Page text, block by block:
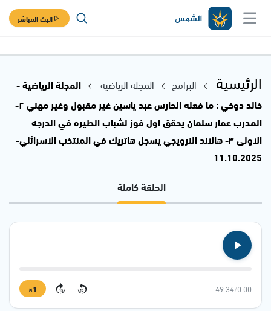
البث المباشر
الرئيسية البرامج المجلة الرياضية
المجلة الرياضية -
خالد دوخي : ما فعله الحارس عبد ياسين غير مقبول وغير مهني ٢-
المدرب عمار سلمان يحقق اول فوز لشباب الطيره في الدرجه
الاولى ٣- هالاند النرويجي يسجل هاتريك في المنتخب الاسرائلي-
11.10.2025
الحلقة كاملة
0:00
/
49:34
15
15
1×